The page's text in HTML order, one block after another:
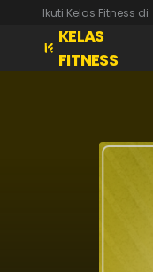
Ikuti Kelas Fitness di
KELAS
FITNESS